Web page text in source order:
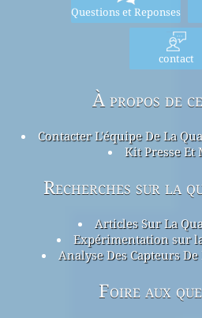
Questions et Reponses
contact
À propos de
Contacter L'équipe De La
Kit Presse Et
Recherches sur la
Articles Sur La
Expérimentation sur
Analyse Des Capteurs
Foire aux